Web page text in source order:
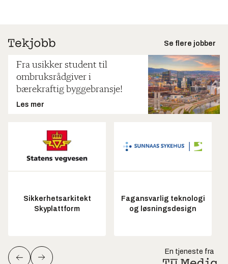
Se flere jobber
Fra usikker student til
ombruksrådgiver i
bærekraftig byggebransje!
Les mer
Sikkerhetsarkitekt
Skyplattform
Fagansvarlig teknologi
og løsningsdesign
En tjeneste fra